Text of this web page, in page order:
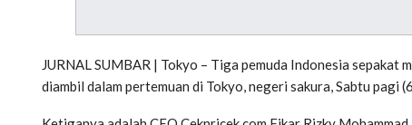
JURNAL SUMBAR | Tokyo – Tiga pemuda Indonesia
diambil dalam pertemuan di Tokyo, negeri sakura, Sabtu pagi